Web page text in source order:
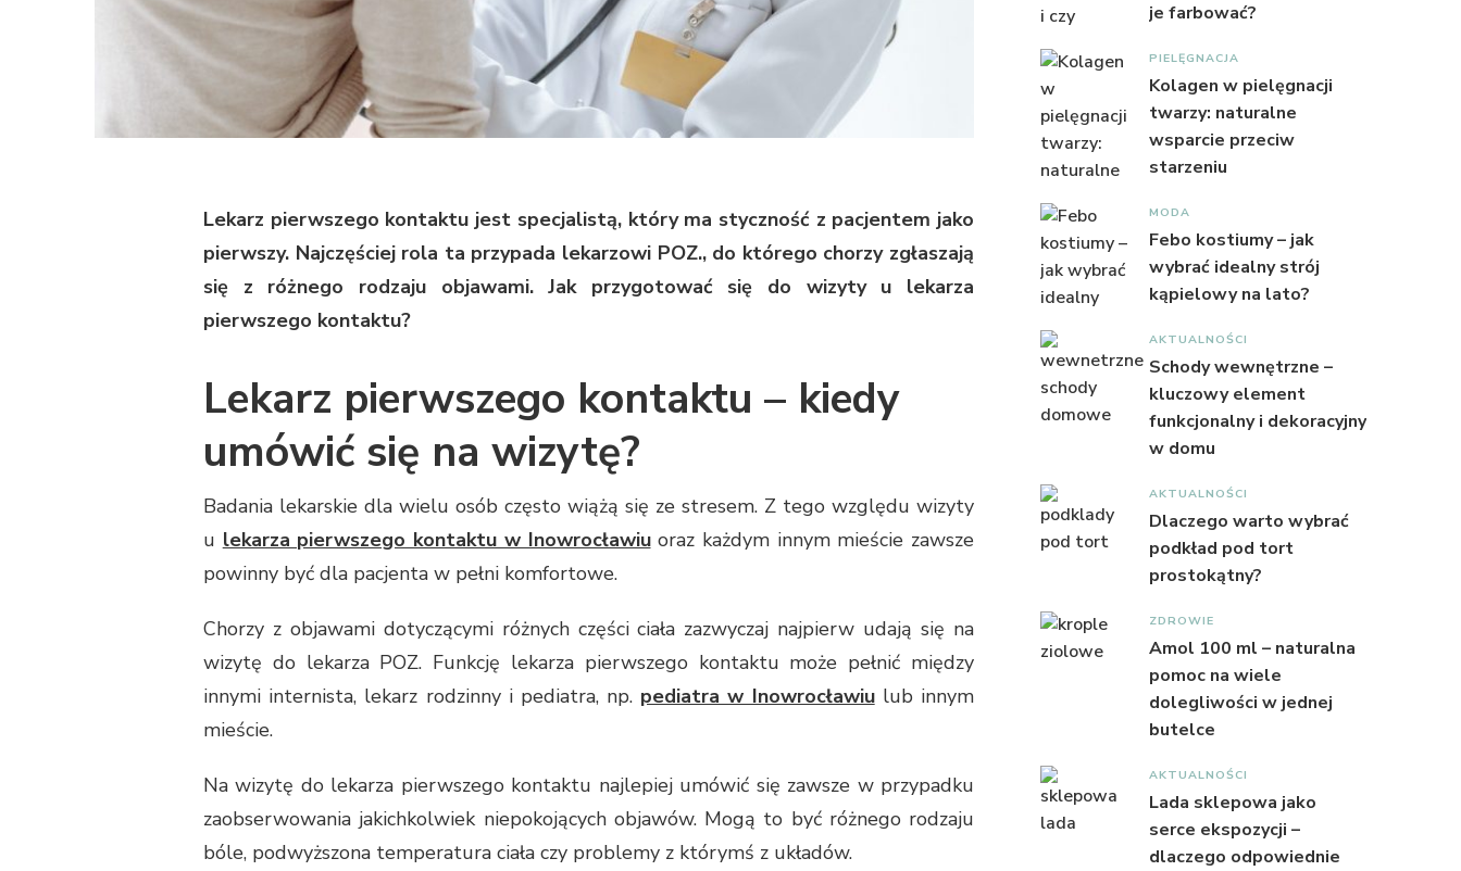
Lekarz pierwszego kontaktu jest specjalistą, który ma styczność z pacjentem jako
pierwszy. Najczęściej rola ta przypada lekarzowi POZ., do którego chorzy zgłaszają
się z różnego rodzaju objawami. Jak przygotować się do wizyty u lekarza
pierwszego kontaktu?
Lekarz pierwszego kontaktu – kiedy
umówić się na wizytę?
Badania lekarskie dla wielu osób często wiążą się ze stresem. Z tego względu wizyty
u lekarza pierwszego kontaktu w Inowrocławiuoraz każdym innym mieście zawsze
powinny być dla pacjenta w pełni komfortowe.
Chorzy z objawami dotyczącymi różnych części ciała zazwyczaj najpierw udają się na
wizytę do lekarza POZ. Funkcję lekarza pierwszego kontaktu może pełnić między
innymi internista, lekarz rodzinny i pediatra, np. pediatra w Inowrocławiu lub innym
mieście.
Na wizytę do lekarza pierwszego kontaktu najlepiej umówić się zawsze w przypadku
zaobserwowania jakichkolwiek niepokojących objawów. Mogą to być różnego rodzaju
bóle, podwyższona temperatura ciała czy problemy z którymś z układów.
je farbować?
PIELĘGNACJA
Kolagen w pielęgnacji
twarzy: naturalne
wsparcie przeciw
starzeniu
MODA
Febo kostiumy – jak
wybrać idealny strój
kąpielowy na lato?
AKTUALNOŚCI
Schody wewnętrzne –
kluczowy element
funkcjonalny i dekoracyjny
w domu
AKTUALNOŚCI
Dlaczego warto wybrać
podkład pod tort
prostokątny?
ZDROWIE
Amol 100 ml – naturalna
pomoc na wiele
dolegliwości w jednej
butelce
AKTUALNOŚCI
Lada sklepowa jako
serce ekspozycji –
dlaczego odpowiednie